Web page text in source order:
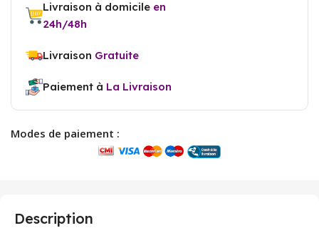
Livraison à domicile en
24h/48h
Livraison Gratuite
Paiement à La Livraison
Modes de paiement :
Description